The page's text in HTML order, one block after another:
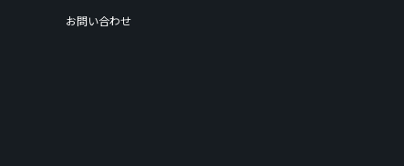
お問い合わせ